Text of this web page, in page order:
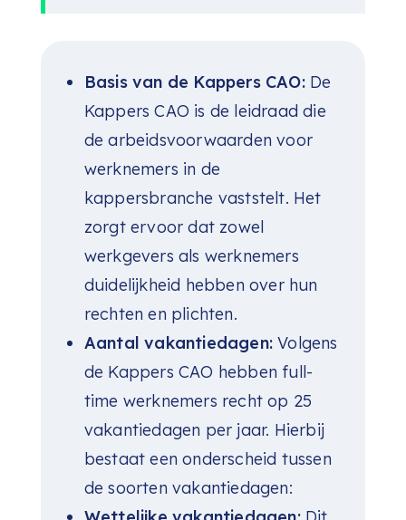
Basis van de Kappers CAO:De
Kappers CAO is de leidraad die
de arbeidsvoorwaarden voor
werknemers in de
kappersbranche vaststelt. Het
zorgt ervoor dat zowel
werkgevers als werknemers
duidelijkheid hebben over hun
rechten en plichten.
Aantal vakantiedagen: Volgens
de Kappers CAO hebben full-
time werknemers recht op 25
vakantiedagen per jaar. Hierbij
bestaat een onderscheid tussen
de soorten vakantiedagen: